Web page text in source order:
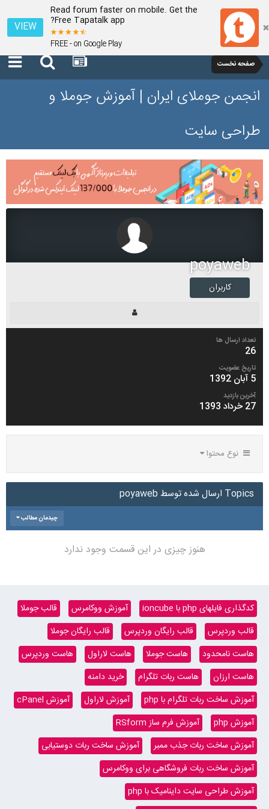
Read forum faster on mobile. Get the
Free Tapatalk app?
FREE - on Google Play
VIEW
صفحه نخست
انجمن جوملای ایران | آموزش جوملا و
طراحی سایت
poyaweb
کاربران
تعداد ارسال ها
26
تاریخ عضویت
5 آبان 1392
آخرین بازدید
27 خرداد 1393
نوع محتوا
Topics ارسال شده توسط poyaweb
چیدمان مطالب
هنوز چیزی در این قسمت وجود ندارد
کدگذاری فایلهای php با ioncube آموزش ووکامرس
قالب جوملا
قالب وردپرس
قالب رایگان وردپرس
قالب رایگان جوملا
هاست نامحدود
هاست جوملا هاست لاراول
هاست وردپرس
هاست ارزان
هاست ربات تلگرام
خرید دامنه
آموزش ساخت ربات تلگرام با php
آموزش لاراول
آموزش cPanel
آموزش php
آموزش فرم ساز RSform
آموزش ساخت ربات جذب ممبر
آموزش ساخت ربات دوستیابی
آموزش ساخت ربات فروشگاهی برای ووکامرس
آموزش طراحی سایت داینامیک با php